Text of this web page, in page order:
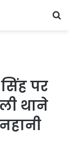
पर
थाने